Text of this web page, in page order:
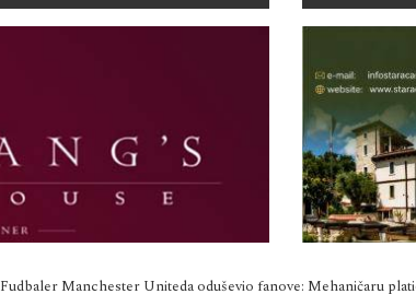
Fudbaler Manchester Uniteda oduševio fanove: Mehaničaru